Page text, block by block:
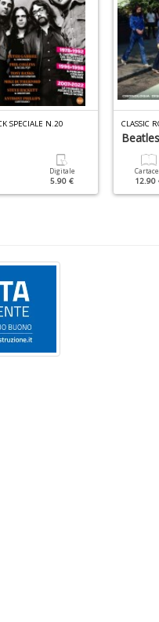
SPECIALE N.20
Digitale
5.90 €
CLASSIC
Beatles
12.90